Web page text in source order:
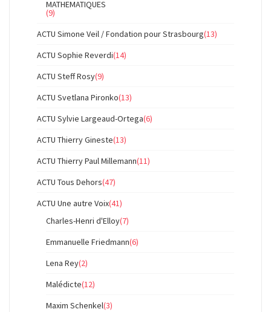
MATHEMATIQUES
(9)
ACTU Simone Veil / Fondation pour Strasbourg(13)
ACTU Sophie Reverdi(14)
ACTU Steff Rosy(9)
ACTU Svetlana Pironko(13)
ACTU Sylvie Largeaud-Ortega(6)
ACTU Thierry Gineste(13)
ACTU Thierry Paul Millemann(11)
ACTU Tous Dehors(47)
ACTU Une autre Voix(41)
Charles-Henri d'Elloy(7)
Emmanuelle Friedmann(6)
Lena Rey(2)
Malédicte(12)
Maxim Schenkel(3)